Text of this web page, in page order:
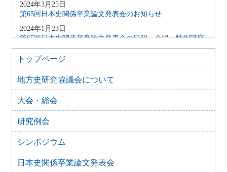
2024年3月25日
第65回日本史関係卒業論文発表会のお知らせ
2024年1月23日
第65回日本史関係卒業論文発表会の日程・会場・特別講座
について
2023年3月20日
第64回日本史関係卒業論文発表会の日程・会場・特別講座
について
2022年3月17日
第63回日本史関係卒業論文発表会
2021年4月21日
第61回日本史関係卒業論文発表会
2021年3月25日
トップページ
地方史研究協議会について
大会・総会
研究例会
シンポジウム
日本史関係卒業論文発表会